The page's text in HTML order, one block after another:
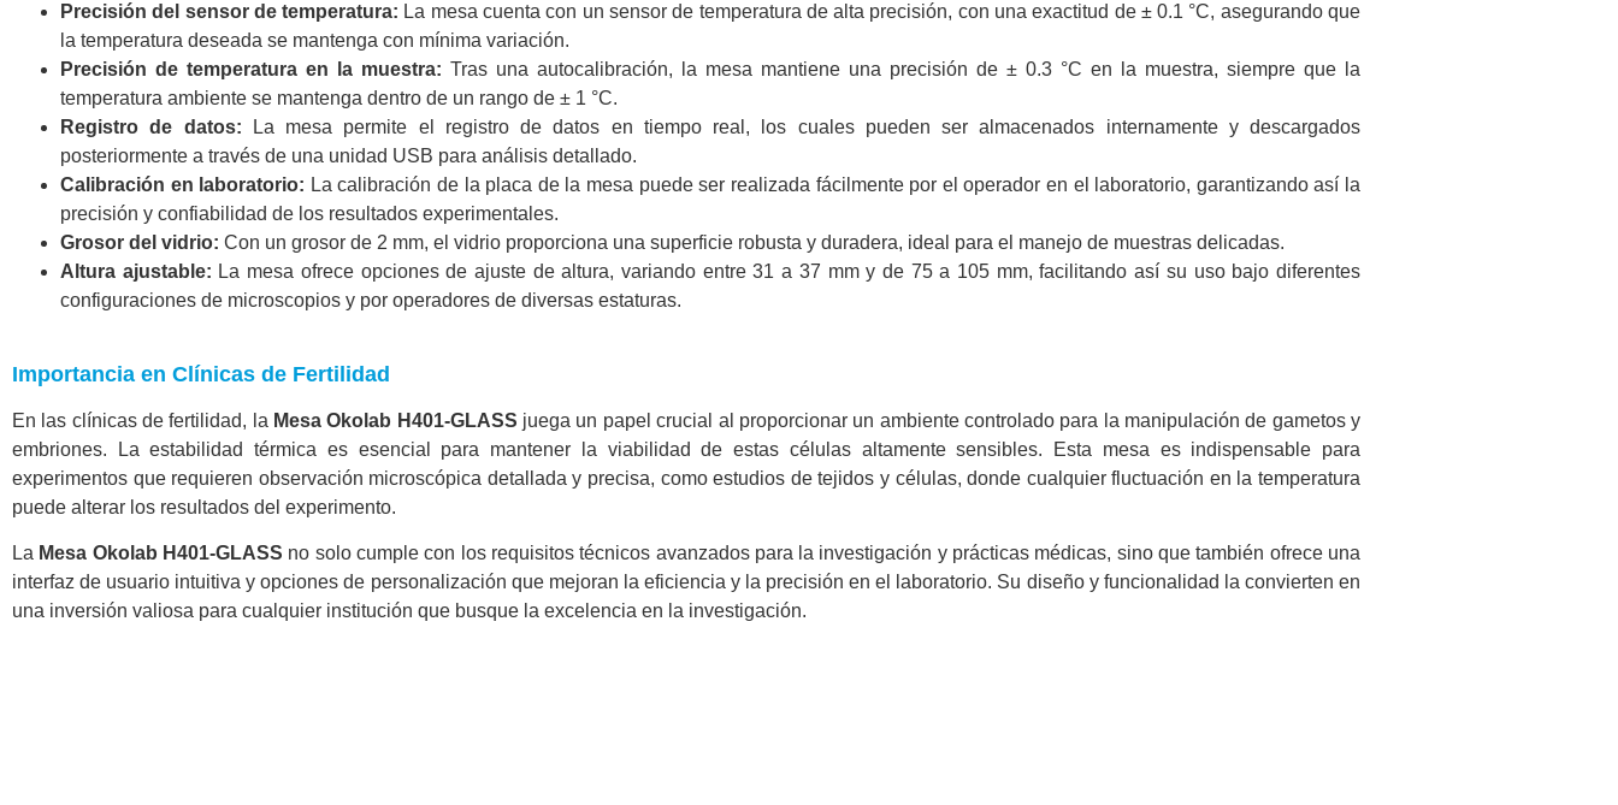
Precisión del sensor de temperatura: La mesa cuenta con un sensor de temperatura de alta precisión, con una exactitud de ± 0.1 °C, asegurando que
la temperatura deseada se mantenga con mínima variación.
Precisión de temperatura en la muestra: Tras una autocalibración, la mesa mantiene una precisión de ± 0.3 °C en la muestra, siempre que la
temperatura ambiente se mantenga dentro de un rango de ± 1 °C.
Registro de datos: La mesa permite el registro de datos en tiempo real, los cuales pueden ser almacenados internamente y descargados
posteriormente a través de una unidad USB para análisis detallado.
Calibración en laboratorio: La calibración de la placa de la mesa puede ser realizada fácilmente por el operador en el laboratorio, garantizando así la
precisión y confiabilidad de los resultados experimentales.
Grosor del vidrio: Con un grosor de 2 mm, el vidrio proporciona una superficie robusta y duradera, ideal para el manejo de muestras delicadas.
Altura ajustable: La mesa ofrece opciones de ajuste de altura, variando entre 31 a 37 mm y de 75 a 105 mm, facilitando así su uso bajo diferentes
configuraciones de microscopios y por operadores de diversas estaturas.
Importancia en Clínicas de Fertilidad
En las clínicas de fertilidad, la Mesa Okolab H401-GLASS juega un papel crucial al proporcionar un ambiente controlado para la manipulación de gametos y
embriones. La estabilidad térmica es esencial para mantener la viabilidad de estas células altamente sensibles. Esta mesa es indispensable para
experimentos que requieren observación microscópica detallada y precisa, como estudios de tejidos y células, donde cualquier fluctuación en la temperatura
puede alterar los resultados del experimento.
La Mesa Okolab H401-GLASS no solo cumple con los requisitos técnicos avanzados para la investigación y prácticas médicas, sino que también ofrece una
interfaz de usuario intuitiva y opciones de personalización que mejoran la eficiencia y la precisión en el laboratorio. Su diseño y funcionalidad la convierten en
una inversión valiosa para cualquier institución que busque la excelencia en la investigación.